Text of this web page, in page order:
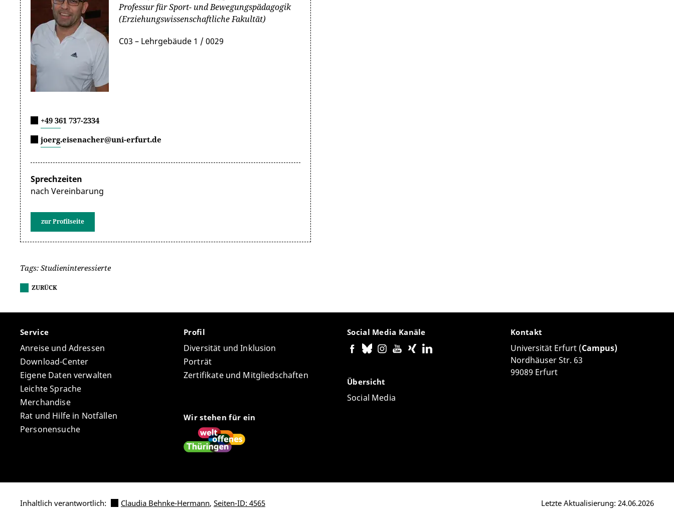
Professur für Sport- und Bewegungspädagogik
(Erziehungswissenschaftliche Fakultät)
C03 – Lehrgebäude 1 / 0029
+49 361 737-2334
joerg.eisenacher@uni-erfurt.de
Sprechzeiten
nach Vereinbarung
zur Profilseite
Tags: Studieninteressierte
ZURÜCK
Service
Anreise und Adressen
Download-Center
Eigene Daten verwalten
Leichte Sprache
Merchandise
Rat und Hilfe in Notfällen
Personensuche
Profil
Diversität und Inklusion
Porträt
Zertifikate und Mitgliedschaften
Wir stehen für ein
Social Media Kanäle
Übersicht
Social Media
Kontakt
Universität Erfurt (Campus)
Nordhäuser Str. 63
99089 Erfurt
Inhaltlich verantwortlich: Claudia Behnke-Hermann, Seiten-ID: 4565
Letzte Aktualisierung: 24.06.2026